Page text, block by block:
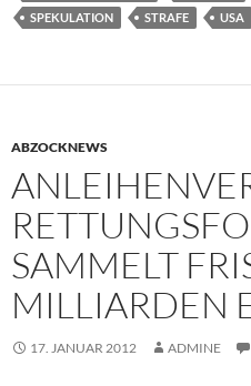
SPEKULATION
STRAFE USA
ABZOCKNEWS
SAMMELT
MILLIARDEN
17. JANUAR 2012 ADMINE